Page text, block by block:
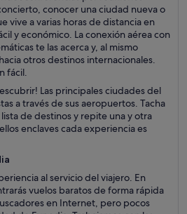
conocer una ciudad nueva o
vive a varias horas de distancia en
y económico. La conexión aérea con
te las acerca y, al mismo
otros destinos internacionales.
fácil.
Las principales ciudades del
a través de sus aeropuertos. Tacha
de destinos y repite una y otra
enclaves cada experiencia es
al servicio del viajero. En
vuelos baratos de forma rápida
en Internet, pero pocos